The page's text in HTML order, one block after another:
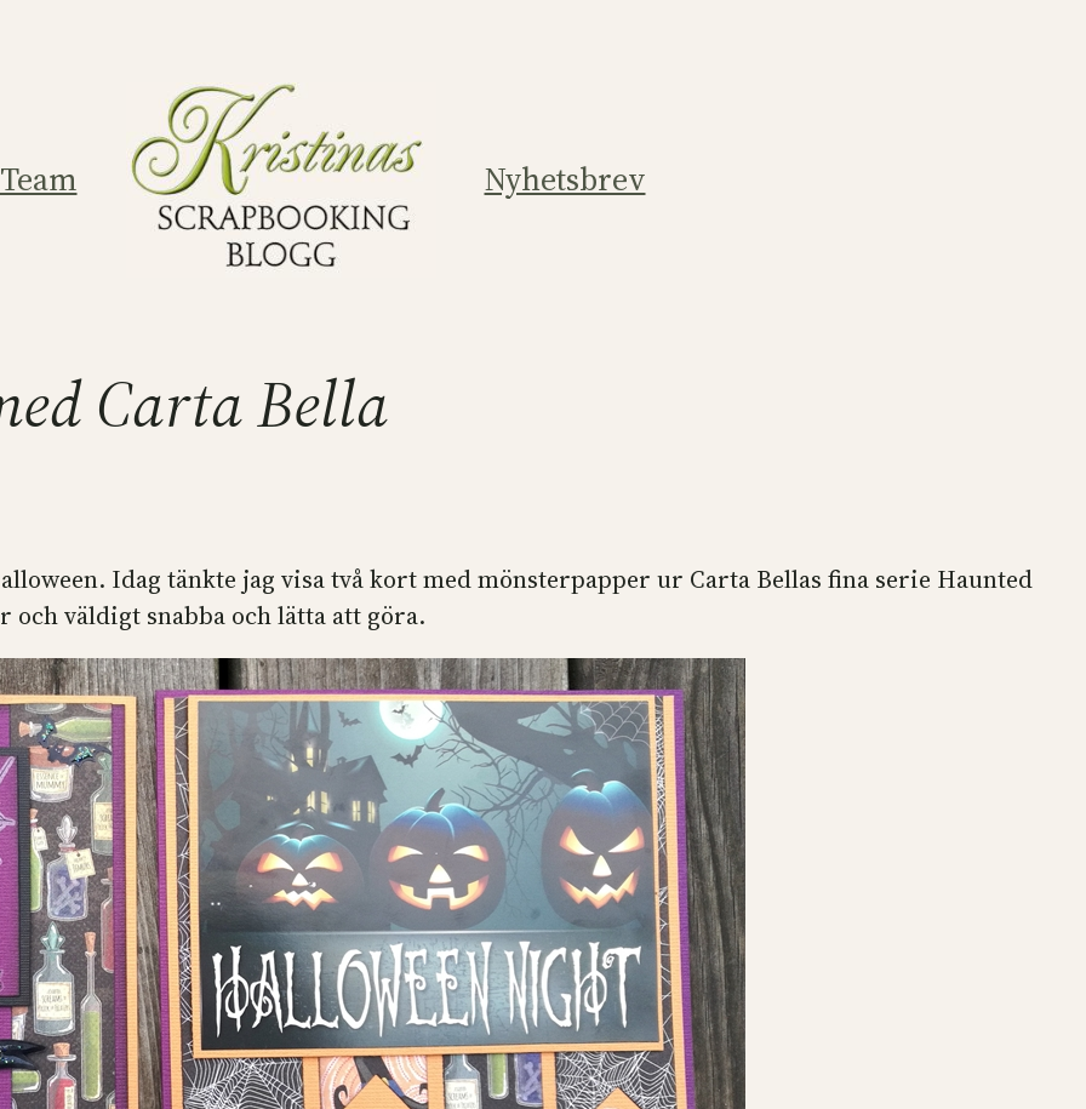
Nyhetsbrev
Carta Bella
Idag tänkte jag visa två kort med mönsterpapper ur Carta Bellas fina serie Haunted
väldigt snabba och lätta att göra.